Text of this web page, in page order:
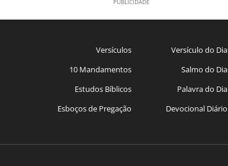
Versículos
10 Mandamentos
Estudos Bíblicos
Esboços de Pregação
Versículo do Dia
Salmo do Dia
Palavra do Dia
Devocional Diário